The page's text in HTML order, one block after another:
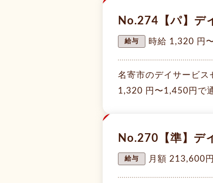
No.274【パ】デ
給与 時給 1,320 円
名寄市のデイサービ
1,320 円〜1,450円で
NEW
No.270【準】デ
給与 月額 213,600